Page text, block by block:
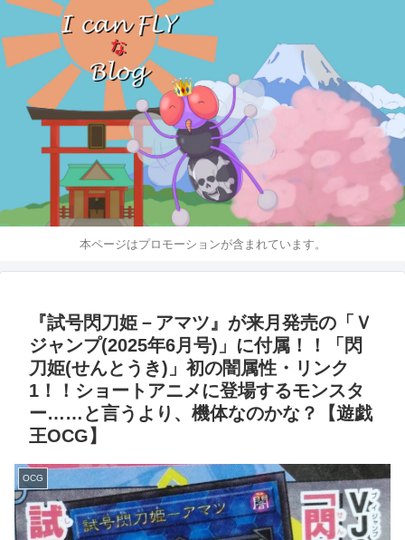
本ページはプロモーションが含まれています。
『試号閃刀姫－アマツ』が来月発売の「Ｖ
ジャンプ(2025年6月号)」に付属！！「閃
刀姫(せんとうき)」初の闇属性・リンク
1！！ショートアニメに登場するモンスタ
ー……と言うより、機体なのかな？【遊戯
王OCG】
OCG